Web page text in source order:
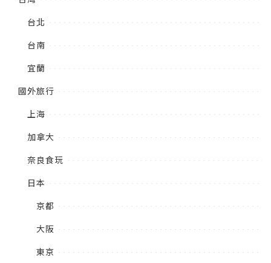
台北
台南
宜蘭
國外旅行
上海
加拿大
奈良食玩
日本
京都
大阪
東京